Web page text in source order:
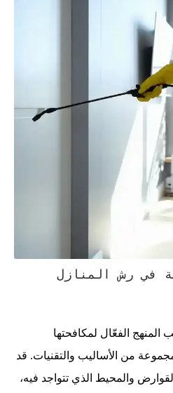
في رش المنازل
المنهج الفعّال لمكافحتها
من الأساليب والتقنيات. قد
والمحيط الذي تتواجد فيه،